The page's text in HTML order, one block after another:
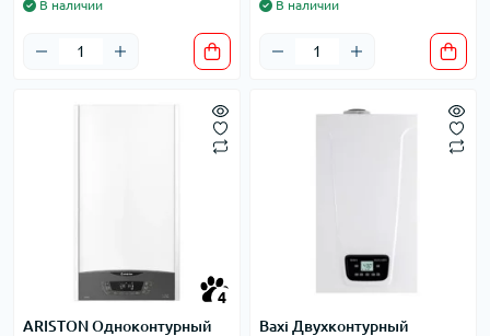
В наличии В наличии
4
ARISTON Одноконтурный
Baxi Двухконтурный